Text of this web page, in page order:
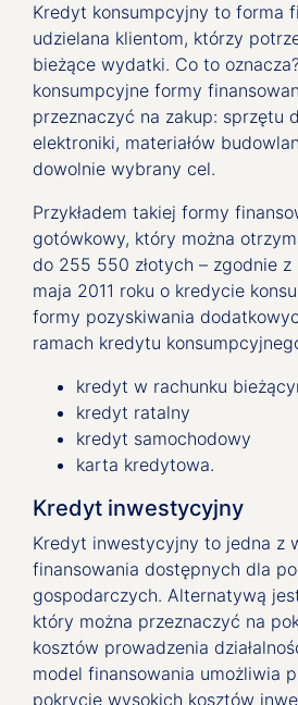
Kredyt konsumpcyjny to forma
udzielana klientom, którzy
bieżące wydatki. Co to
konsumpcyjne formy
przeznaczyć na zakup: sprzętu
elektroniki, materiałów
dowolnie wybrany cel.
Przykładem takiej formy
gotówkowy, który można
do 255 550 złotych – zgodnie
maja 2011 roku o kredycie
formy pozyskiwania
ramach kredytu
kredyt w rachunku
kredyt ratalny
kredyt samochodowy
karta kredytowa.
Kredyt inwestycyjny
Kredyt inwestycyjny to jedna z
finansowania dostępnych dla
gospodarczych. Alternatywą
który można przeznaczyć na
kosztów prowadzenia
model finansowania umożliwia
pokrycie wysokich kosztów